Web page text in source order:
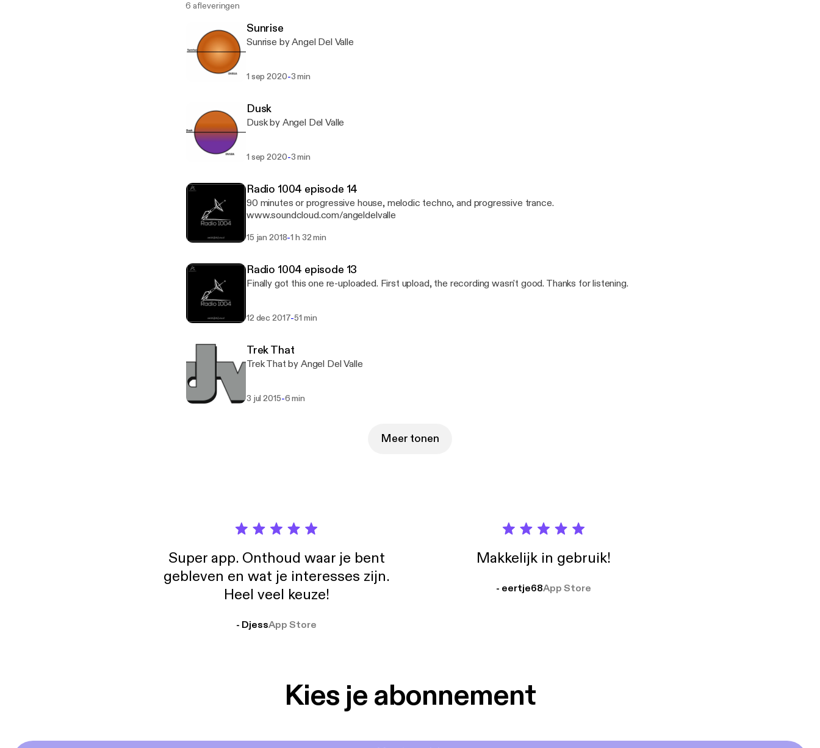
6 afleveringen
Sunrise
Sunrise by Angel Del Valle
1 sep 2020-3 min
Dusk
Dusk by Angel Del Valle
1 sep 2020-3 min
Radio 1004 episode 14
90 minutes or progressive house, melodic techno, and progressive trance.
www.soundcloud.com/angeldelvalle
15 jan 2018-1 h 32 min
Radio 1004 episode 13
Finally got this one re-uploaded. First upload, the recording wasn't good. Thanks for listening.
12 dec 2017-51 min
Trek That
Trek That by Angel Del Valle
3 jul 2015-6 min
Meer tonen
Super app. Onthoud waar je bent
gebleven en wat je interesses zijn.
Heel veel keuze!
- DjessApp Store
Makkelijk in gebruik!
- eertje68App Store
Kies je abonnement